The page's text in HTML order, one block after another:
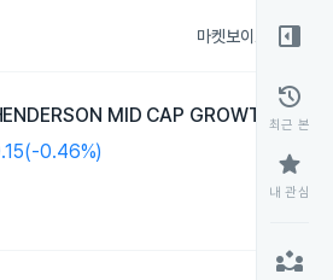
마켓보이스
MID CAP GROWTH
0.46%)
right_panel_open
history
최근 본
star
내 관심
partner_exchange